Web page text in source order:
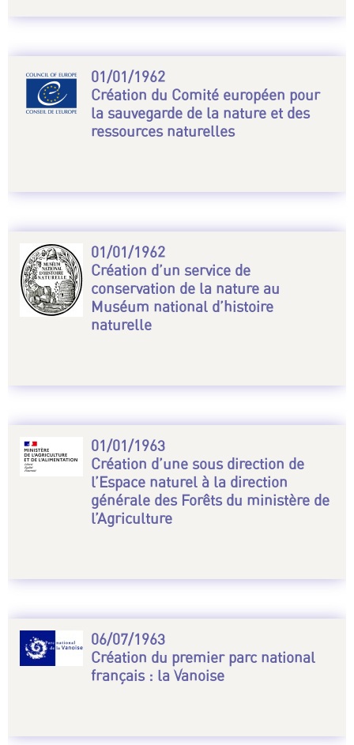
01/01/1962
Création du Comité européen pour
la sauvegarde de la nature et des
ressources naturelles
01/01/1962
Création d’un service de
conservation de la nature au
Muséum national d’histoire
naturelle
01/01/1963
Création d’une sous direction de
l’Espace naturel à la direction
générale des Forêts du ministère de
l’Agriculture
06/07/1963
Création du premier parc national
français : la Vanoise